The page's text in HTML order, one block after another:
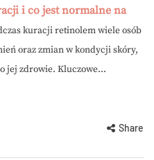
i co jest normalne na
kuracji retinolem wiele osób
oraz zmian w kondycji skóry,
jej zdrowie. Kluczowe...
Share